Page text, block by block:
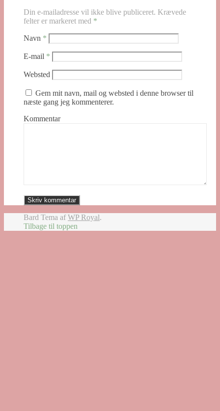
Din e-mailadresse vil ikke blive publiceret. Krævede
felter er markeret med *
Navn *
E-mail *
Websted
Gem mit navn, mail og websted i denne browser til
næste gang jeg kommenterer.
Kommentar
Bard Tema afWP Royal.
Tilbage til toppen